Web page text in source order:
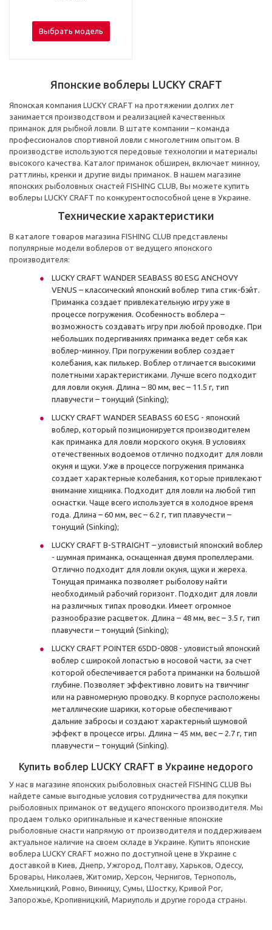
Выбрать модель
Японские воблеры LUCKY CRAFT
Японская компания LUCKY CRAFT на протяжении долгих лет
занимается производством и реализацией качественных
приманок для рыбной ловли. В штате компании – команда
профессионалов спортивной ловли с многолетним опытом. В
производстве используются передовые технологии и материалы
высокого качества. Каталог приманок обширен, включает минноу,
раттлины, кренки и другие виды приманок. В нашем магазине
японских рыболовных снастей FISHING CLUB, Вы можете купить
воблеры LUCKY CRAFT по конкурентоспособной цене в Украине.
Технические характеристики
В каталоге товаров магазина FISHING CLUB представлены
популярные модели воблеров от ведущего японского
производителя:
LUCKY CRAFT WANDER SEABASS 80 ESG ANCHOVY
VENUS – классический японский воблер типа стик-бэйт.
Приманка создает привлекательную игру уже в
процессе погружения. Особенность воблера –
возможность создавать игру при любой проводке. При
небольших подергиваниях приманка ведет себя как
воблер-минноу. При погружении воблер создает
колебания, как пилькер. Воблер отличается высокими
полетными характеристиками. Лучше всего подходит
для ловли окуня. Длина – 80 мм, вес – 11.5 г, тип
плавучести – тонущий (Sinking);
LUCKY CRAFT WANDER SEABASS 60 ESG - японский
воблер, который позиционируется производителем
как приманка для ловли морского окуня. В условиях
отечественных водоемов отлично подходит для ловли
окуня и щуки. Уже в процессе погружения приманка
создает характерные колебания, которые привлекают
внимание хищника. Подходит для ловли на любой тип
оснастки. Чаще всего используется в холодное время
года. Длина – 60 мм, вес – 6.2 г, тип плавучести –
тонущий (Sinking);
LUCKY CRAFT B-STRAIGHT – уловистый японский воблер
- шумная приманка, оснащенная двумя пропеллерами.
Отлично подходит для ловли окуня, щуки и жереха.
Тонущая приманка позволяет рыболову найти
необходимый рабочий горизонт. Подходит для ловли
на различных типах проводки. Имеет огромное
разнообразие расцветок. Длина – 48 мм, вес – 3.5 г, тип
плавучести – тонущий (Sinking);
LUCKY CRAFT POINTER 65DD-0808 - уловистый японский
воблер с широкой лопастью в носовой части, за счет
которой обеспечивается работа приманки на большой
глубине. Позволяет эффективно ловить на твиччинг
или на равномерную проводку. В корпусе расположены
металлические шарики, которые обеспечивают
дальние забросы и создают характерный шумовой
эффект в процессе игры. Длина – 45 мм, вес – 2.7 г, тип
плавучести – тонущий (Sinking).
Купить воблер LUCKY CRAFT в Украине недорого
У нас в магазине японских рыболовных снастей FISHING CLUB Вы
найдете самые выгодные условия сотрудничества для покупки
рыболовных приманок от ведущего японского производителя. Мы
продаем только оригинальные и качественные японские
рыболовные снасти напрямую от производителя и поддерживаем
актуальное наличие на своем складе в Украине. Купить японские
воблера LUCKY CRAFT можно по доступной цене в Украине с
доставкой в Киев, Днепр, Ужгород, Полтаву, Харьков, Одессу,
Бровары, Николаев, Житомир, Херсон, Чернигов, Тернополь,
Хмельницкий, Ровно, Винницу, Сумы, Шостку, Кривой Рог,
Запорожье, Кропивницкий, Мариуполь и другие города страны.